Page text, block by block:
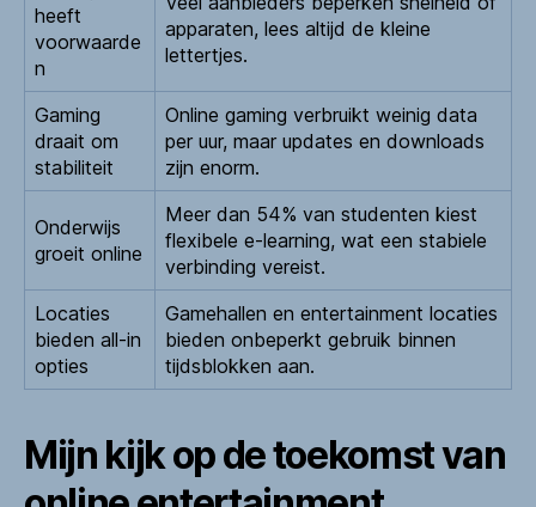
heeft
voorwaarde
n
apparaten, lees altijd de kleine
lettertjes.
Gaming
draait om
stabiliteit
Online gaming verbruikt weinig data
per uur, maar updates en downloads
zijn enorm.
Onderwijs
groeit online
Meer dan 54% van studenten kiest
flexibele e-learning, wat een stabiele
verbinding vereist.
Locaties
bieden all-in
opties
Gamehallen en entertainment locaties
bieden onbeperkt gebruik binnen
tijdsblokken aan.
Mijn kijk op de toekomst van